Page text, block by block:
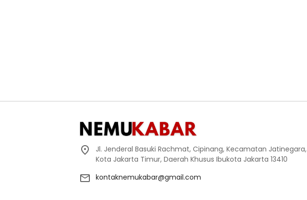
Jl. Jenderal Basuki Rachmat, Cipinang, Kecamatan Jatinegara,
Kota Jakarta Timur, Daerah Khusus Ibukota Jakarta 13410
kontaknemukabar@gmail.com